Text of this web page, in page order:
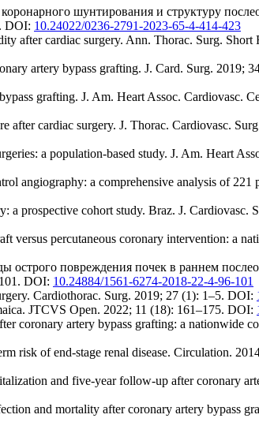
шунтирования и структуру
DOI: 10.24022/0236-2791-2023-65-4-414-423
after cardiac surgery. Ann. Thorac. Surg. Short
artery bypass grafting. J. Card. Surg. 2019;
grafting. J. Am. Heart Assoc. Cardiovasc.
cardiac surgery. J. Thorac. Cardiovasc.
a population-based study. J. Am. Heart
a comprehensive analysis of 221
prospective cohort study. Braz. J. Cardiovasc.
percutaneous coronary intervention: a
повреждения почек в раннем
DOI: 10.24884/1561-6274-2018-22-4-96-101
Cardiothorac. Surg. 2019; 27 (1): 1–5. DOI:
JTCVS Open. 2022; 11 (18): 161–175. DOI:
coronary artery bypass grafting: a nationwide
risk of end-stage renal disease. Circulation.
and five-year follow-up after coronary
and mortality after coronary artery bypass